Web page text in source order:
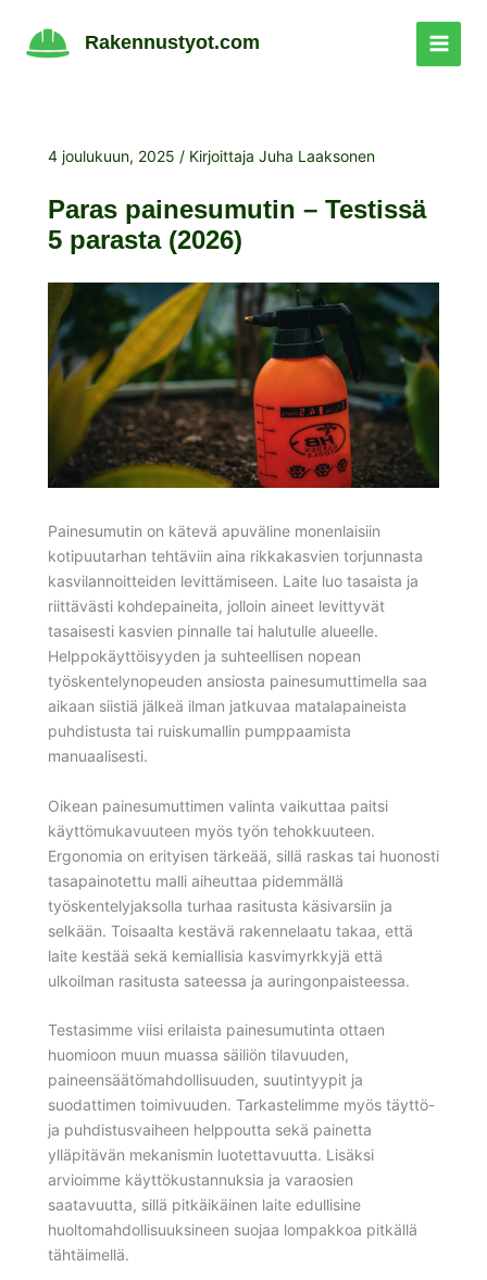
sisältöön
Rakennustyot.com
4 joulukuun, 2025 / Kirjoittaja Juha Laaksonen
Paras painesumutin – Testissä
5 parasta (2026)
Painesumutin on kätevä apuväline monenlaisiin
kotipuutarhan tehtäviin aina rikkakasvien torjunnasta
kasvilannoitteiden levittämiseen. Laite luo tasaista ja
riittävästi kohdepaineita, jolloin aineet levittyvät
tasaisesti kasvien pinnalle tai halutulle alueelle.
Helppokäyttöisyyden ja suhteellisen nopean
työskentelynopeuden ansiosta painesumuttimella saa
aikaan siistiä jälkeä ilman jatkuvaa matalapaineista
puhdistusta tai ruiskumallin pumppaamista
manuaalisesti.
Oikean painesumuttimen valinta vaikuttaa paitsi
käyttömukavuuteen myös työn tehokkuuteen.
Ergonomia on erityisen tärkeää, sillä raskas tai huonosti
tasapainotettu malli aiheuttaa pidemmällä
työskentelyjaksolla turhaa rasitusta käsivarsiin ja
selkään. Toisaalta kestävä rakennelaatu takaa, että
laite kestää sekä kemiallisia kasvimyrkkyjä että
ulkoilman rasitusta sateessa ja auringonpaisteessa.
Testasimme viisi erilaista painesumutinta ottaen
huomioon muun muassa säiliön tilavuuden,
paineensäätömahdollisuuden, suutintyypit ja
suodattimen toimivuuden. Tarkastelimme myös täyttö-
ja puhdistusvaiheen helppoutta sekä painetta
ylläpitävän mekanismin luotettavuutta. Lisäksi
arvioimme käyttökustannuksia ja varaosien
saatavuutta, sillä pitkäikäinen laite edullisine
huoltomahdollisuuksineen suojaa lompakkoa pitkällä
tähtäimellä.